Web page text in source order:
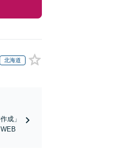
北海道
成」